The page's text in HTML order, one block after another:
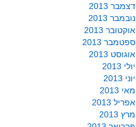
דצמבר 2013
נובמבר 2013
אוקטובר 2013
ספטמבר 2013
אוגוסט 2013
יולי 2013
יוני 2013
מאי 2013
אפריל 2013
מרץ 2013